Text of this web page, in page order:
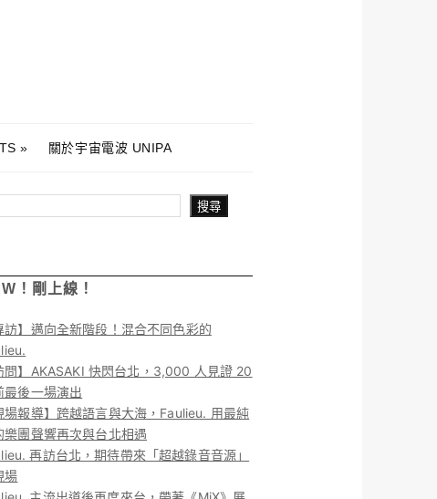
關於宇宙電波 UNIPA
搜尋
！剛上線！
訪】邁向全新階段！混合不同色彩的
問】AKASAKI 快閃台北，3,000 人見證 20
最後一場演出
場報導】跨越語言與大海，Faulieu. 用最純
樂團聲響再次與台北相遇
再訪台北，期待帶來「超越錄音音源」
場